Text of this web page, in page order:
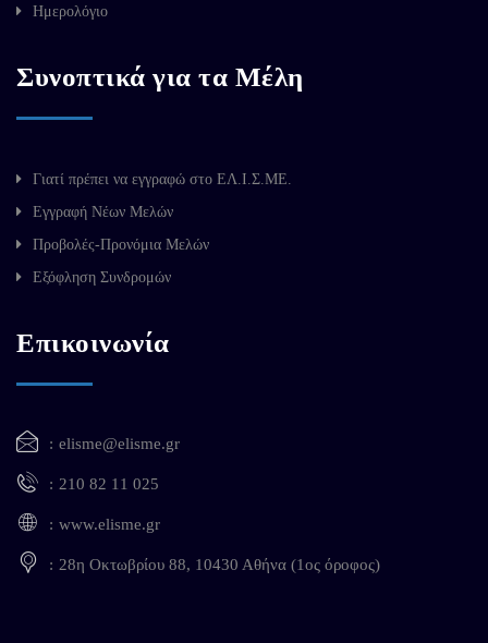
Ημερολόγιο
Συνοπτικά για τα Μέλη
Γιατί πρέπει να εγγραφώ στο ΕΛ.Ι.Σ.ΜΕ.
Εγγραφή Νέων Μελών
Προβολές-Προνόμια Μελών
Εξόφληση Συνδρομών
Επικοινωνία
elisme@elisme.gr
210 82 11 025
www.elisme.gr
28η Οκτωβρίου 88, 10430 Αθήνα (1ος όροφος)